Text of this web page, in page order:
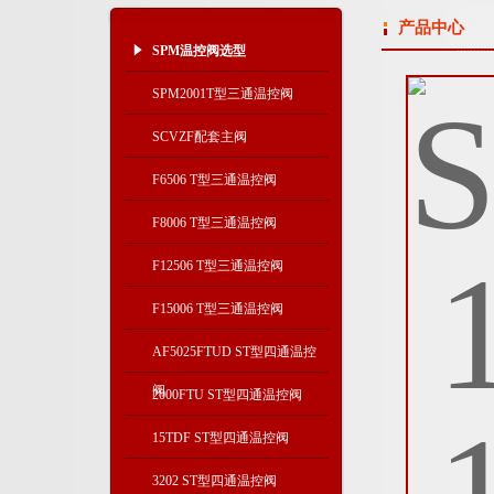
SPM温控阀选型
SPM2001T型三通温控阀
SCVZF配套主阀
F6506 T型三通温控阀
F8006 T型三通温控阀
F12506 T型三通温控阀
F15006 T型三通温控阀
AF5025FTUD ST型四通温控
阀
2000FTU ST型四通温控阀
15TDF ST型四通温控阀
3202 ST型四通温控阀
产品中心